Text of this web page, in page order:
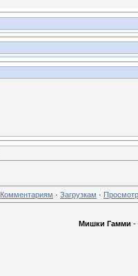
Комментариям · Загрузкам ·
Мишки Гамми -